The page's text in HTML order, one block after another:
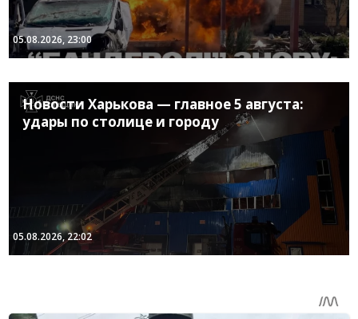
05.08.2026, 23:00
Новости Харькова — главное 5 августа:
удары по столице и городу
05.08.2026, 22:02